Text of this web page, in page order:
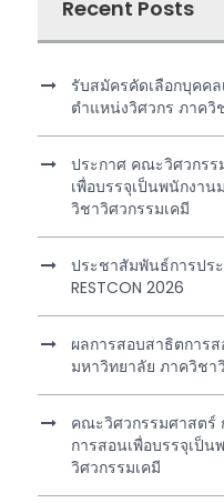
Recent Posts
รับสมัครคัดเลือกบุคค
ตำแหน่งวิศวกร ภาควิ
ประกาศ คณะวิศวกรร
เพื่อบรรจุเป็นพนักงา
วิชาวิศวกรรมเคมี
ประชาสัมพันธ์การปร
RESTCON 2026
ผลการสอบสาธิตการ
มหาวิทยาลัย ภาควิชา
คณะวิศวกรรมศาสตร์
การสอนเพื่อบรรจุเป็
วิศวกรรมเคมี